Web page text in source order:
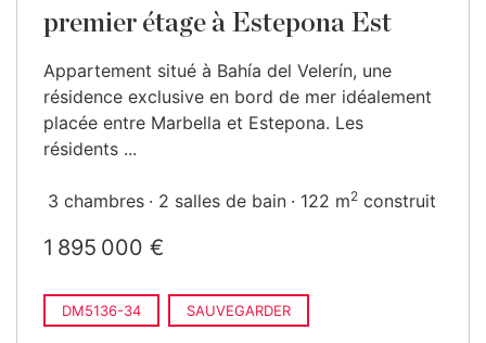
premier étage à Estepona Est
Appartement situé à Bahía del Velerín, une
résidence exclusive en bord de mer idéalement
placée entre Marbella et Estepona. Les
résidents ...
3 chambres 2 salles de bain 122 m2 construit
1 895 000 €
DM5136-34 SAUVEGARDER